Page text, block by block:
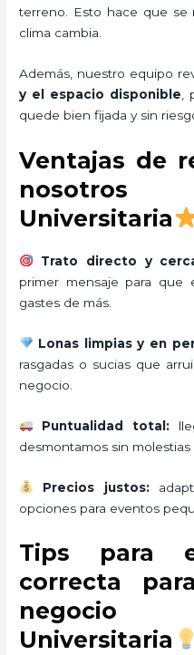
terreno. Esto hace que se
clima cambia.
Además, nuestro equipo
y el espacio disponible
quede bien fijada y sin
Ventajas de
nosotros
Universitaria
Trato directo y
primer mensaje para que
gastes de más.
Lonas limpias y en
rasgadas o sucias que
negocio.
Puntualidad total:
desmontamos sin molestias
Precios justos:
opciones para eventos
Tips para
correcta
negocio
Universitaria